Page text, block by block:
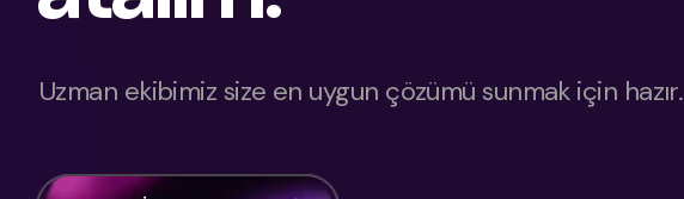
Uzman ekibimiz size en uygun çözümü sunmak için hazır.